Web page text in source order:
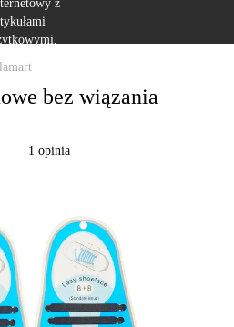
bez wiązania
1 opinia